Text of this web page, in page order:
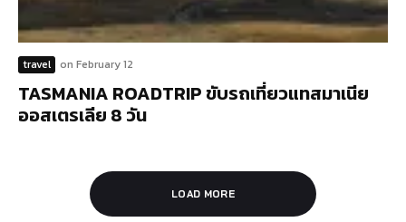
travel on February 12
TASMANIA ROADTRIP ขับรถเที่ยวแทสมาเนีย
ออสเตรเลีย 8 วัน
LOAD MORE